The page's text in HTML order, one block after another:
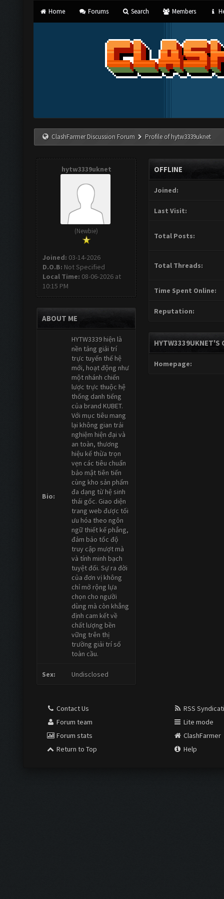
Home Forums Search Members
ClashFarmer Discussion Forum Profile of hytw3339uknet
hytw3339uknet
(Newbie)
Joined: 03-14-2026
D.O.B: Not Specified
Local Time: 08-06-2026 at
10:15 PM
ABOUT ME
Bio:
HYTW3339 hiện là
nền tảng giải trí
trực tuyến thế hệ
mới, hoạt động như
một nhánh chiến
lược trực thuộc hệ
thống danh tiếng
của brand KUBET.
Với mục tiêu mang
lại không gian trải
nghiệm hiện đại và
an toàn, thương
hiệu kế thừa trọn
vẹn các tiêu chuẩn
bảo mật tiên tiến
cùng kho sản phẩm
đa dạng từ hệ sinh
thái gốc. Giao diện
trang web được tối
ưu hóa theo ngôn
ngữ thiết kế phẳng,
đảm bảo tốc độ
truy cập mượt mà
và tính minh bạch
tuyệt đối. Sự ra đời
của đơn vị không
chỉ mở rộng lựa
chọn cho người
dùng mà còn khẳng
định cam kết về
chất lượng bền
vững trên thị
trường giải trí số
toàn cầu.
Sex: Undisclosed
OFFLINE
Joined:
Last Visit:
Total Posts:
Total Threads:
Time Spent Online:
Reputation:
HYTW3339UKNET'S
Homepage:
Contact Us
Forum team
Forum stats
Return to Top
RSS
Lite mode
ClashFarmer
Help